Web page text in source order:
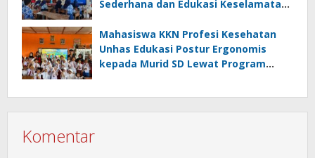
Sederhana dan Edukasi Keselamatan
Langkeang
Mahasiswa KKN Profesi Kesehatan
Unhas Edukasi Postur Ergonomis
kepada Murid SD Lewat Program
Komentar